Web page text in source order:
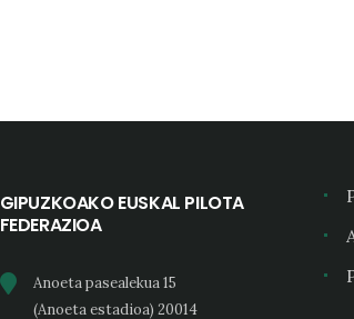
GIPUZKOAKO EUSKAL PILOTA
FEDERAZIOA
Anoeta pasealekua 15
(Anoeta estadioa) 20014